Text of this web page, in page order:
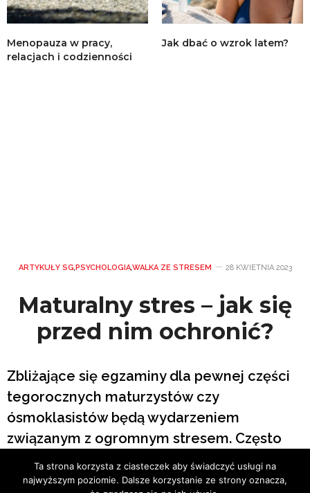
Menopauza w pracy,
relacjach i codzienności
Jak dbać o wzrok latem?
ARTYKUŁY SG,PSYCHOLOGIA,WALKA ZE STRESEM 28 KWIETNIA 2023
Maturalny stres – jak się
przed nim ochronić?
Zbliżające się egzaminy dla pewnej części
tegorocznych maturzystów czy
ósmoklasistów będą wydarzeniem
związanym z ogromnym stresem. Często
jest to stres wykraczający poza optymalny
poziom, pozwalający się mobilizować i
Ta strona korzysta z ciasteczek aby świadczyć usługi na
najwyższym poziomie. Dalsze korzystanie ze strony oznacza,